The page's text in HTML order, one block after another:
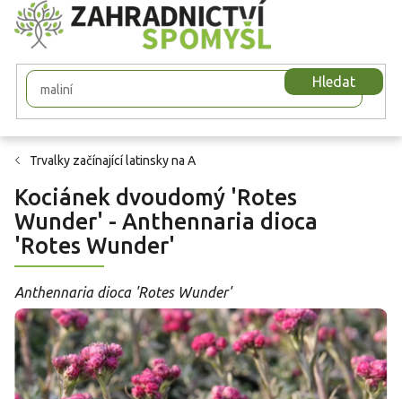
Přejít
na
obsah
Hledat
Trvalky začínající latinsky na A
Kociánek dvoudomý 'Rotes
Wunder' - Anthennaria dioca
'Rotes Wunder'
Anthennaria dioca 'Rotes Wunder'